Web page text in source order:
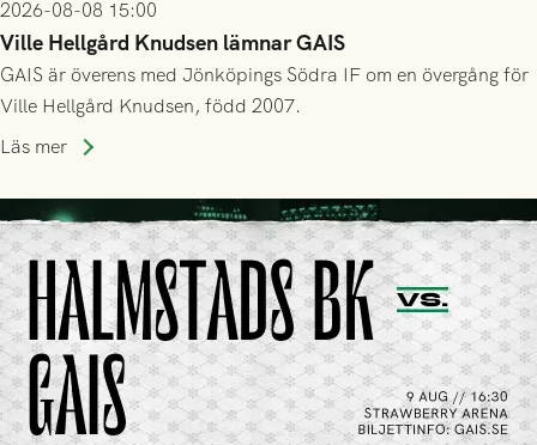
2026-08-08 15:00
Ville Hellgård Knudsen lämnar GAIS
GAIS är överens med Jönköpings Södra IF om en övergång för
Ville Hellgård Knudsen, född 2007.
Läs mer